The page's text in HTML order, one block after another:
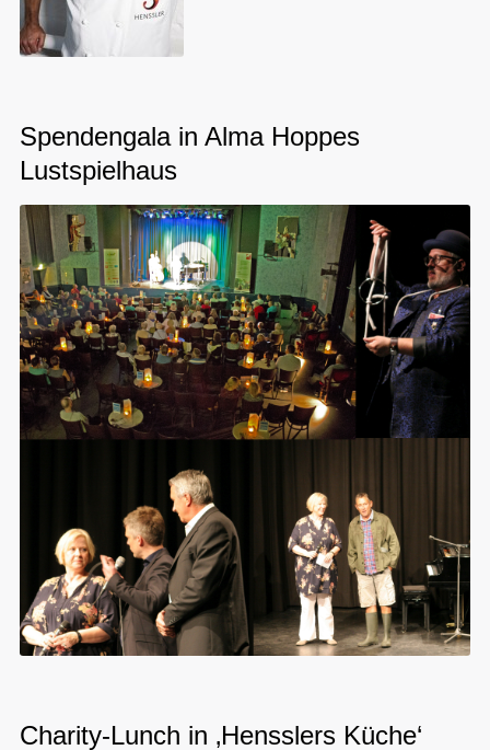
Spendengala in Alma Hoppes
Lustspielhaus
Charity-Lunch in ‚Hensslers Küche‘